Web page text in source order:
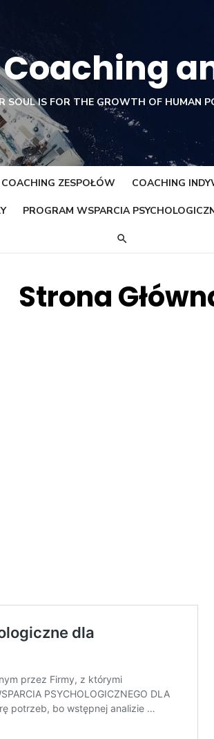
SOUL IS FOR THE GROWTH OF HUMAN
COACHING ZESPOŁÓW COACHING
PROGRAM WSPARCIA
Strona